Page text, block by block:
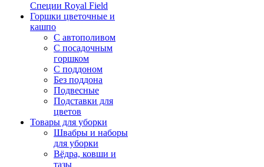
Специи Royal Field
Горшки цветочные и
кашпо
С автополивом
С посадочным
горшком
С поддоном
Без поддона
Подвесные
Подставки для
цветов
Товары для уборки
Швабры и наборы
для уборки
Вёдра, ковши и
тазы